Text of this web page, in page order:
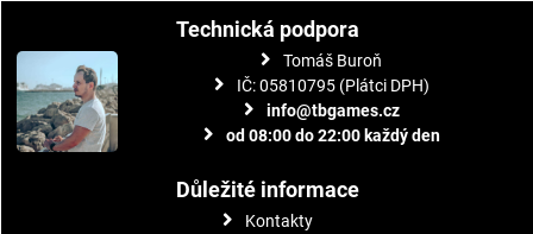
Technická podpora
Tomáš Buroň
IČ: 05810795 (Plátci DPH)
info@tbgames.cz
od 08:00 do 22:00 každý den
Důležité informace
Kontakty